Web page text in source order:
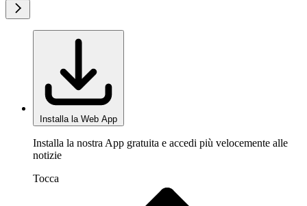
Installa la Web App
Installa la nostra App gratuita e accedi più velocemente alle
notizie
Tocca